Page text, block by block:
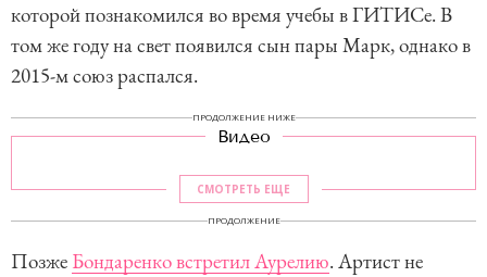
которой познакомился во время учебы в ГИТИСе. В
том же году на свет появился сын пары Марк, однако в
2015-м союз распался.
ПРОДОЛЖЕНИЕ НИЖЕ
Видео
СМОТРЕТЬ ЕЩЕ
ПРОДОЛЖЕНИЕ
Позже Бондаренко встретил Аурелию. Артист не